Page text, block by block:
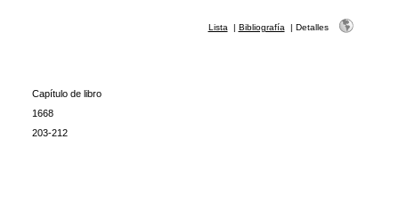
Lista | Bibliografía | Detalles
Capítulo de libro
1668
203-212